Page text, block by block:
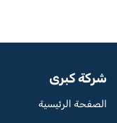
شركة كبرى
الصفحة الرئيسية